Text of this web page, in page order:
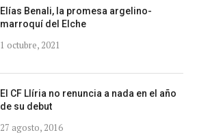
Elías Benali, la promesa argelino-
marroquí del Elche
1 octubre, 2021
El CF Llíria no renuncia a nada en el año
de su debut
27 agosto, 2016